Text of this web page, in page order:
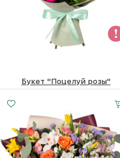
Букет "Поцелуй розы"